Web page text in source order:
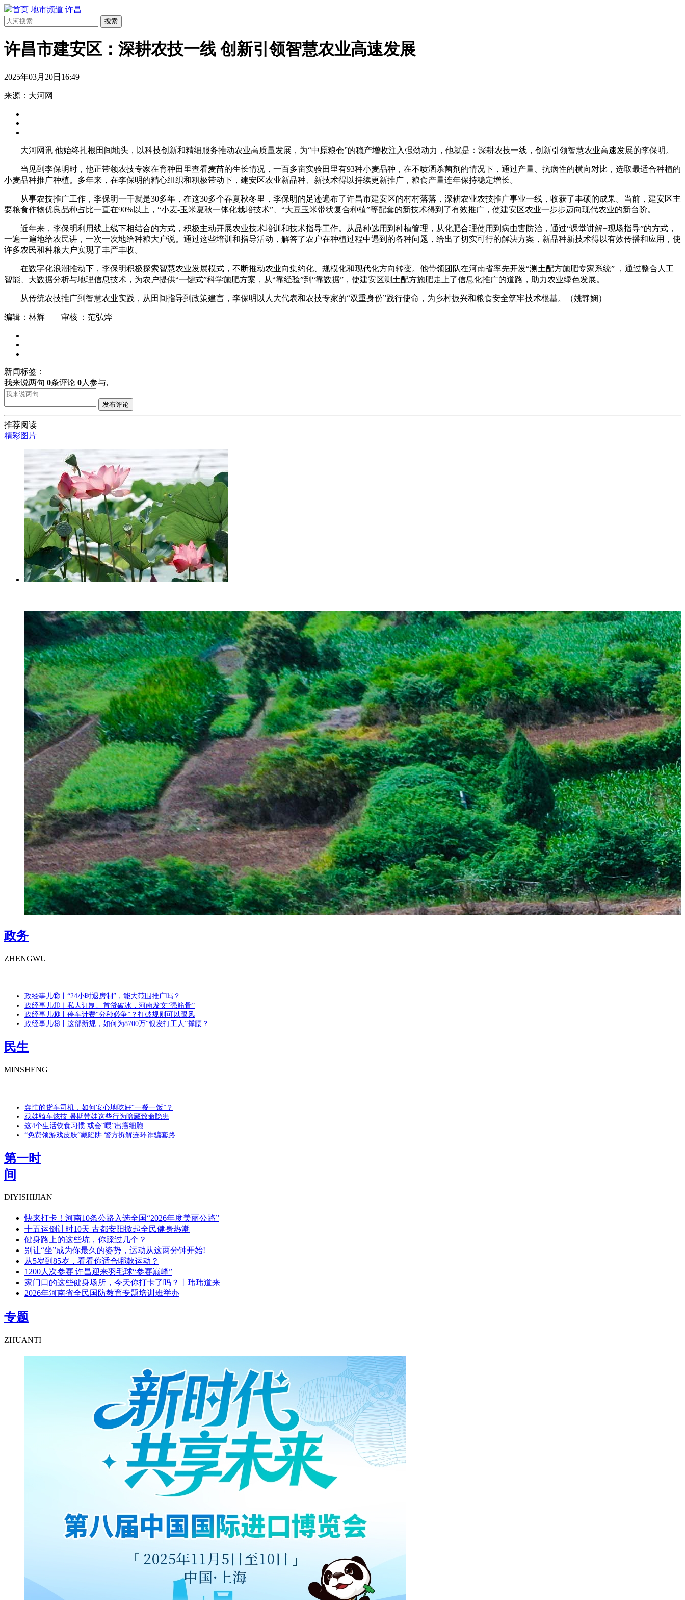
首页 地市频道 许昌
搜索
许昌市建安区：深耕农技一线 创新引领智慧农业高速发展
2025年03月20日16:49
来源：大河网
大河网讯 他始终扎根田间地头，以科技创新和精细服务推动农业高质量发展，为“中原粮仓”的稳产增收注入强劲动力，他就是：深耕农技一线，创新引领智慧农业高速发展的李保明。
当见到李保明时，他正带领农技专家在育种田里查看麦苗的生长情况，一百多亩实验田里有93种小麦品种，在不喷洒杀菌剂的情况下，通过产量、抗病性的横向对比，选取最适合种植的
小麦品种推广种植。多年来，在李保明的精心组织和积极带动下，建安区农业新品种、新技术得以持续更新推广，粮食产量连年保持稳定增长。
从事农技推广工作，李保明一干就是30多年，在这30多个春夏秋冬里，李保明的足迹遍布了许昌市建安区的村村落落，深耕农业农技推广事业一线，收获了丰硕的成果。当前，建安区主
要粮食作物优良品种占比一直在90%以上，“小麦-玉米夏秋一体化栽培技术”、“大豆玉米带状复合种植”等配套的新技术得到了有效推广，使建安区农业一步步迈向现代农业的新台阶。
近年来，李保明利用线上线下相结合的方式，积极主动开展农业技术培训和技术指导工作。从品种选用到种植管理，从化肥合理使用到病虫害防治，通过“课堂讲解+现场指导”的方式，
一遍一遍地给农民讲，一次一次地给种粮大户说。通过这些培训和指导活动，解答了农户在种植过程中遇到的各种问题，给出了切实可行的解决方案，新品种新技术得以有效传播和应用，使
许多农民和种粮大户实现了丰产丰收。
在数字化浪潮推动下，李保明积极探索智慧农业发展模式，不断推动农业向集约化、规模化和现代化方向转变。他带领团队在河南省率先开发“测土配方施肥专家系统” ，通过整合人工
智能、大数据分析与地理信息技术，为农户提供“一键式”科学施肥方案，从“靠经验”到“靠数据”，使建安区测土配方施肥走上了信息化推广的道路，助力农业绿色发展。
从传统农技推广到智慧农业实践，从田间指导到政策建言，李保明以人大代表和农技专家的“双重身份”践行使命，为乡村振兴和粮食安全筑牢技术根基。（姚静娴）
编辑：林辉 审核 ：范弘烨
新闻标签：
我来说两句 0条评论 0人参与,
发布评论
推荐阅读